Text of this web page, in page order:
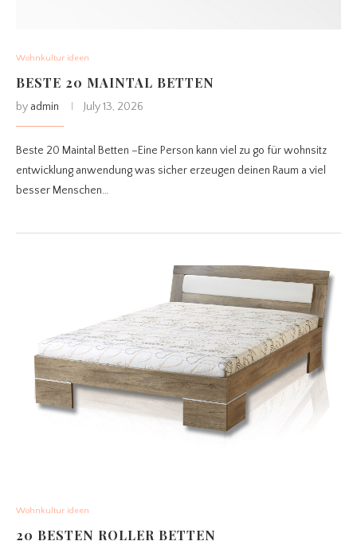
Wohnkultur ideen
BESTE 20 MAINTAL BETTEN
by admin July 13, 2026
Beste 20 Maintal Betten –Eine Person kann viel zu go für wohnsitz
entwicklung anwendung was sicher erzeugen deinen Raum a viel
besser Menschen…
Wohnkultur ideen
20 BESTEN ROLLER BETTEN